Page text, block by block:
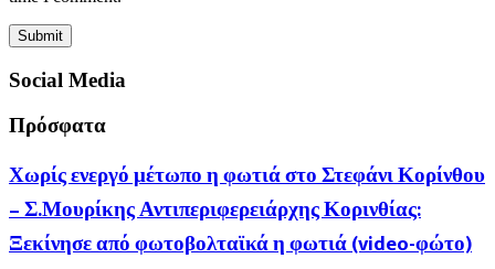
Social Media
Πρόσφατα
Χωρίς ενεργό μέτωπο η φωτιά στο Στεφάνι Κορίνθου
– Σ.Μουρίκης Αντιπεριφερειάρχης Κορινθίας:
Ξεκίνησε από φωτοβολταϊκά η φωτιά (video-φώτο)